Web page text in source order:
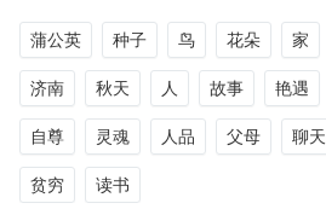
蒲公英 种子 鸟 花朵 家
济南 秋天 人 故事 艳遇
自尊 灵魂 人品 父母 聊天
贫穷 读书